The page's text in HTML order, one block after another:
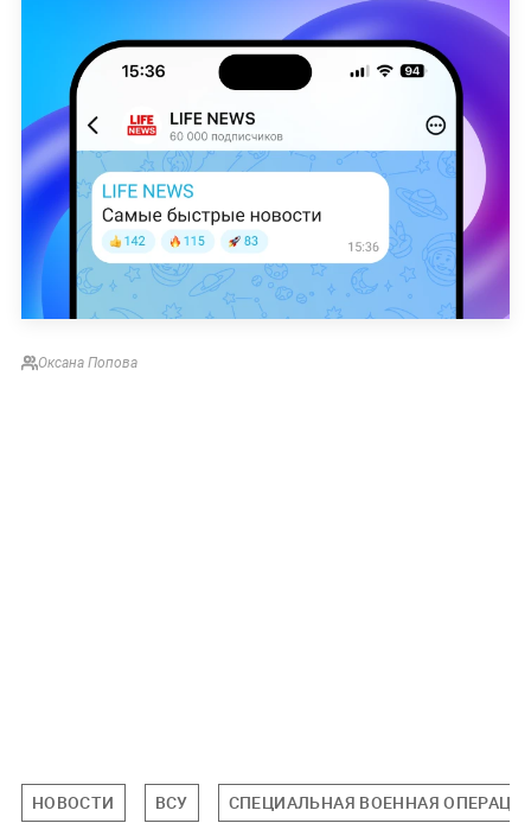
Оксана Попова
НОВОСТИ ВСУ СПЕЦИАЛЬНАЯ ВОЕННАЯ